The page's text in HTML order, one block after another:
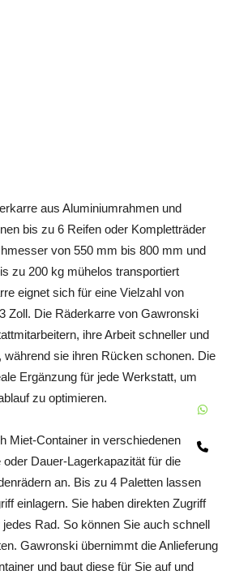
aus Aluminiumrahmen und
bis zu 6 Reifen oder Kompletträder
von 550 mm bis 800 mm und
zu 200 kg mühelos transportiert
eignet sich für eine Vielzahl von
Zoll. Die Räderkarre von Gawronski
ihre Arbeit schneller und
während sie ihren Rücken schonen. Die
Ergänzung für jede Werkstatt, um
zu optimieren.
Miet-Container in verschiedenen
Dauer-Lagerkapazität für die
an. Bis zu 4 Paletten lassen
einlagern. Sie haben direkten Zugriff
Rad. So können Sie auch schnell
Gawronski übernimmt die Anlieferung
und baut diese für Sie auf und